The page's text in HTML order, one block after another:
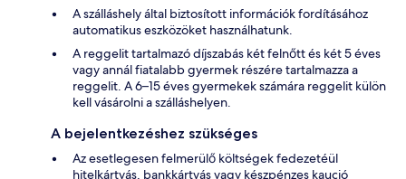
A szálláshely által biztosított információk fordításához
automatikus eszközöket használhatunk.
A reggelit tartalmazó díjszabás két felnőtt és két 5 éves
vagy annál fiatalabb gyermek részére tartalmazza a
reggelit. A 6–15 éves gyermekek számára reggelit külön
kell vásárolni a szálláshelyen.
A bejelentkezéshez szükséges
Az esetlegesen felmerülő költségek fedezetéül
hitelkártyás, bankkártyás vagy készpénzes kaució